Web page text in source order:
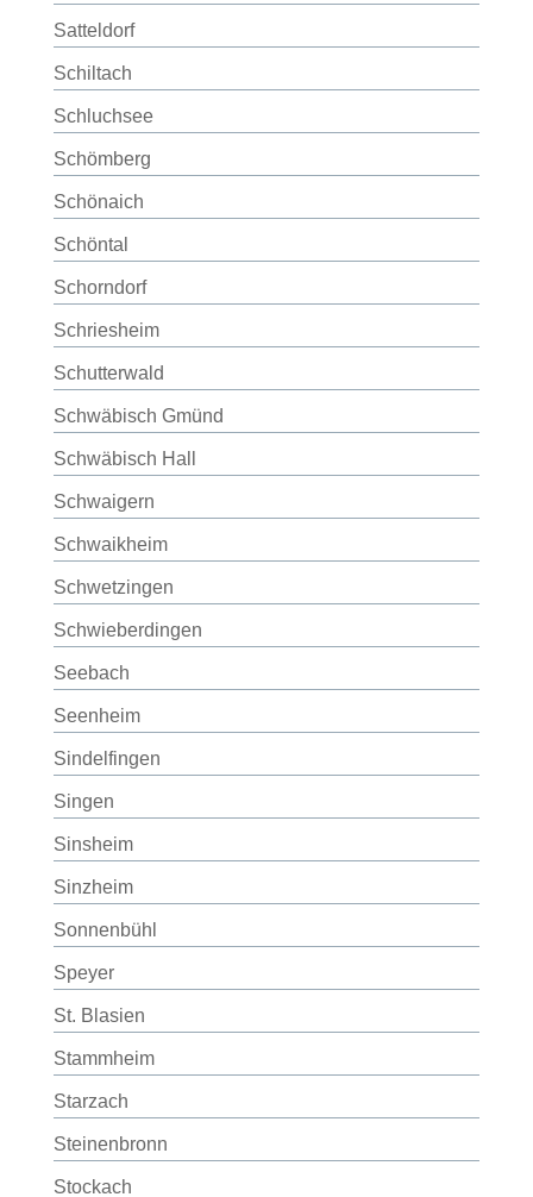
Satteldorf
Schiltach
Schluchsee
Schömberg
Schönaich
Schöntal
Schorndorf
Schriesheim
Schutterwald
Schwäbisch Gmünd
Schwäbisch Hall
Schwaigern
Schwaikheim
Schwetzingen
Schwieberdingen
Seebach
Seenheim
Sindelfingen
Singen
Sinsheim
Sinzheim
Sonnenbühl
Speyer
St. Blasien
Stammheim
Starzach
Steinenbronn
Stockach